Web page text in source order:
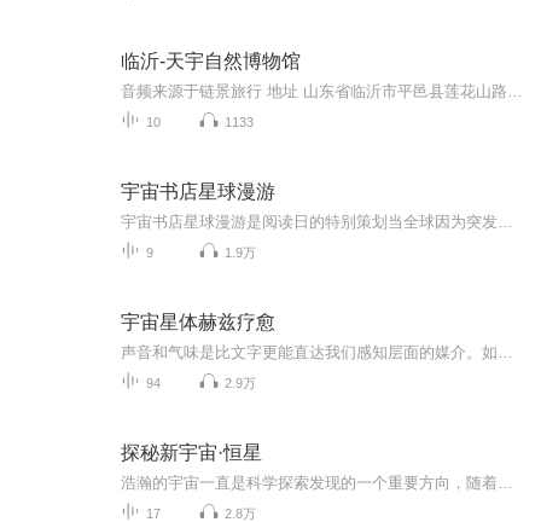
临沂-天宇自然博物馆
10 1133
宇宙书店星球漫游
9 1.9万
宇宙星体赫兹疗愈
94 2.9万
探秘新宇宙·恒星
17 2.8万